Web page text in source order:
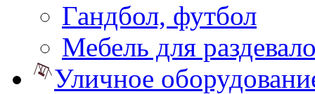
Гандбол, футбол
Мебель для
Уличное